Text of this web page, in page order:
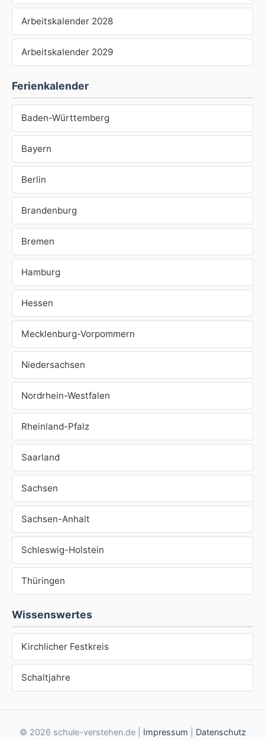
Arbeitskalender 2028
Arbeitskalender 2029
Ferienkalender
Baden-Württemberg
Bayern
Berlin
Brandenburg
Bremen
Hamburg
Hessen
Mecklenburg-Vorpommern
Niedersachsen
Nordrhein-Westfalen
Rheinland-Pfalz
Saarland
Sachsen
Sachsen-Anhalt
Schleswig-Holstein
Thüringen
Wissenswertes
Kirchlicher Festkreis
Schaltjahre
© 2026 schule-verstehen.de | Impressum Datenschutz